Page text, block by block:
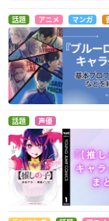
FAIRY TAIL
ローグ
話題 アニメ マンガ
話題 声優